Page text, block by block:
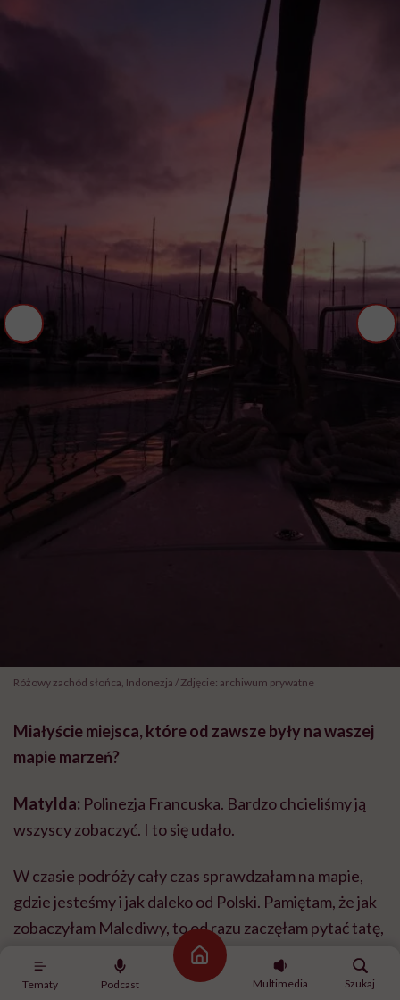
Tematy Podcast
Strona główna
Multimedia
Szukaj
Różowy zachód słońca, Indonezja / Zdjęcie: archiwum prywatne
Miałyście miejsca, które od zawsze były na waszej
mapie marzeń?
Matylda: Polinezja Francuska. Bardzo chcieliśmy ją
wszyscy zobaczyć. I to się udało.
W czasie podróży cały czas sprawdzałam na mapie,
gdzie jesteśmy i jak daleko od Polski. Pamiętam, że jak
zobaczyłam Malediwy, to od razu zaczęłam pytać tatę,
czy tam dopłyniemy. Dopłynęliśmy, ale ostatecznie to
miejsce trochę mnie rozczarowało. Za to zachwyciła